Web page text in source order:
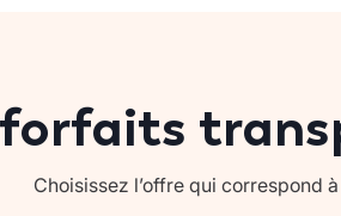
Choisissez l’offre qui correspond